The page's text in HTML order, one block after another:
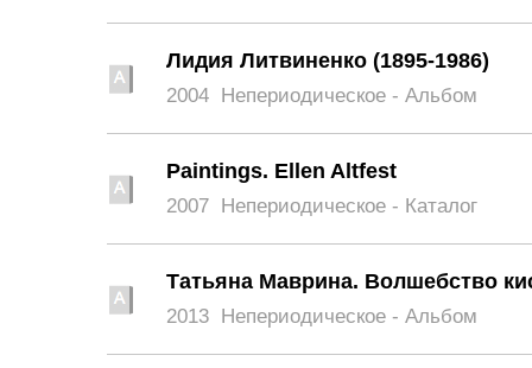
Лидия Литвиненко (1895-1986)
2004 Непериодическое - Альбом
Paintings. Ellen Altfest
2007 Непериодическое - Каталог
Татьяна Маврина. Волшебство
2013 Непериодическое - Альбом